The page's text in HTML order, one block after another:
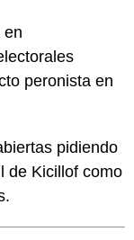
en
peronista en
pidiendo
de Kicillof como